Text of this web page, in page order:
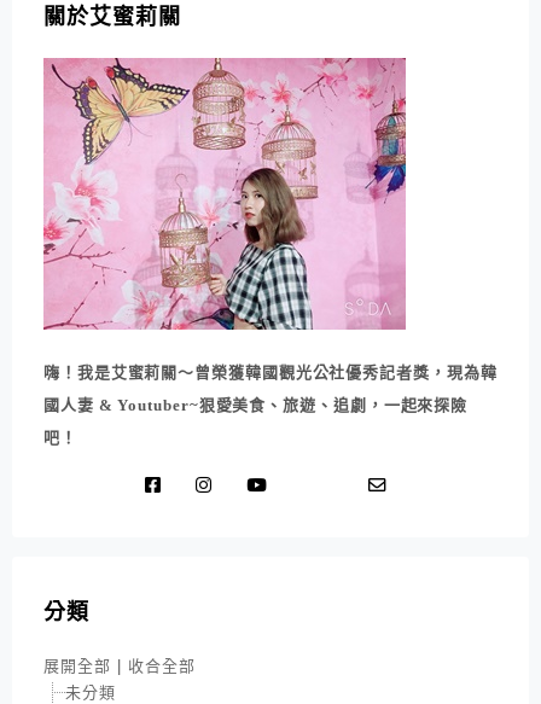
關於艾蜜莉關
嗨！我是艾蜜莉關～曾榮獲韓國觀光公社優秀記者獎，現為韓
國人妻 & Youtuber~狠愛美食、旅遊、追劇，一起來探險
吧！
分類
展開全部 | 收合全部
未分類